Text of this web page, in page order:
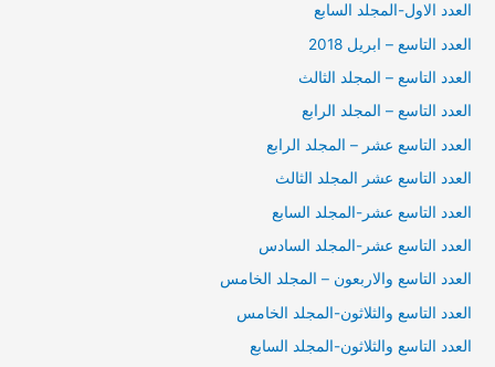
العدد الاول-المجلد السابع
العدد التاسع – ابريل 2018
العدد التاسع – المجلد الثالث
العدد التاسع – المجلد الرابع
العدد التاسع عشر – المجلد الرابع
العدد التاسع عشر المجلد الثالث
العدد التاسع عشر-المجلد السابع
العدد التاسع عشر-المجلد السادس
العدد التاسع والاربعون – المجلد الخامس
العدد التاسع والثلاثون-المجلد الخامس
العدد التاسع والثلاثون-المجلد السابع